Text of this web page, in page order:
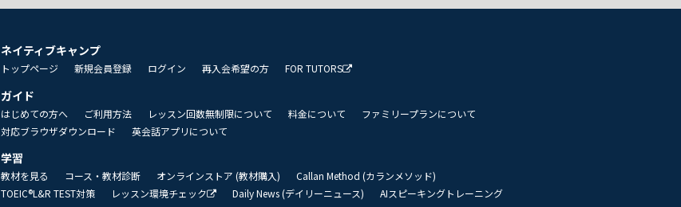
ネイティブキャンプ
トップページ 新規会員登録 ログイン 再入会希望の方 FOR TUTORS
ガイド
はじめての方へ ご利用方法 レッスン回数無制限について 料金について
ファミリープランについて
対応ブラウザダウンロード
英会話アプリについて
学習
教材を見る コース・教材診断 オンラインストア (教材購入)
Callan Method (カランメソッド)
TOEIC®L&R TEST対策
レッスン環境チェック Daily News (デイリーニュース)
AIスピーキングトレーニング